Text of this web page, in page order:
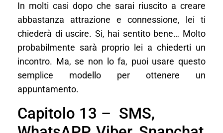
In molti casi dopo che sarai riuscito a creare
abbastanza attrazione e connessione, lei ti
chiederà di uscire. Si, hai sentito bene… Molto
probabilmente sarà proprio lei a chiederti un
incontro. Ma, se non lo fa, puoi usare questo
semplice modello per ottenere un
appuntamento.
Capitolo 13 – SMS,